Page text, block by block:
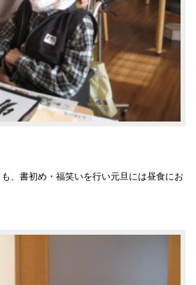
、書初め・福笑いを行い元旦には昼食にお